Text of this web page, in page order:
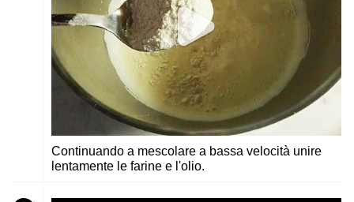
Continuando a mescolare a bassa velocità unire
lentamente le farine e l'olio.